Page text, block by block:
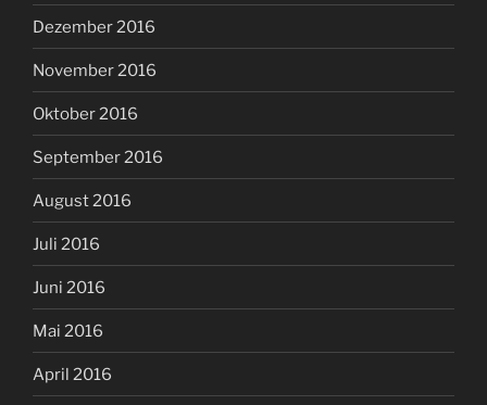
Dezember 2016
November 2016
Oktober 2016
September 2016
August 2016
Juli 2016
Juni 2016
Mai 2016
April 2016